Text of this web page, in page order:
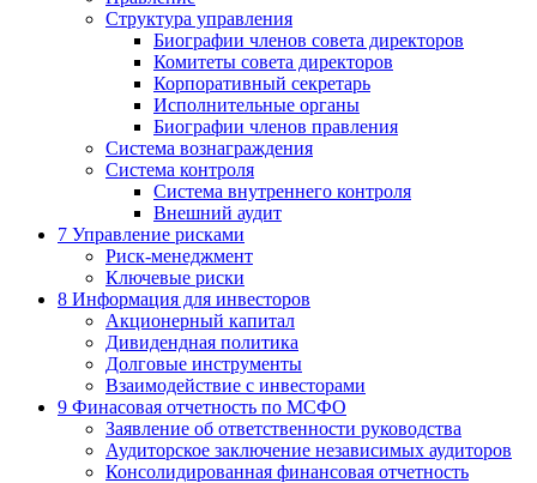
Структура управления
Биографии членов совета директоров
Комитеты совета директоров
Корпоративный секретарь
Исполнительные органы
Биографии членов правления
Система вознаграждения
Система контроля
Система внутреннего контроля
Внешний аудит
7 Управление рисками
Риск-менеджмент
Ключевые риски
8 Информация для инвесторов
Акционерный капитал
Дивидендная политика
Долговые инструменты
Взаимодействие с инвеcторами
9 Финасовая отчетность по МСФО
Заявление об ответственности руководства
Аудиторское заключение независимых аудиторов
Консолидированная финансовая отчетность